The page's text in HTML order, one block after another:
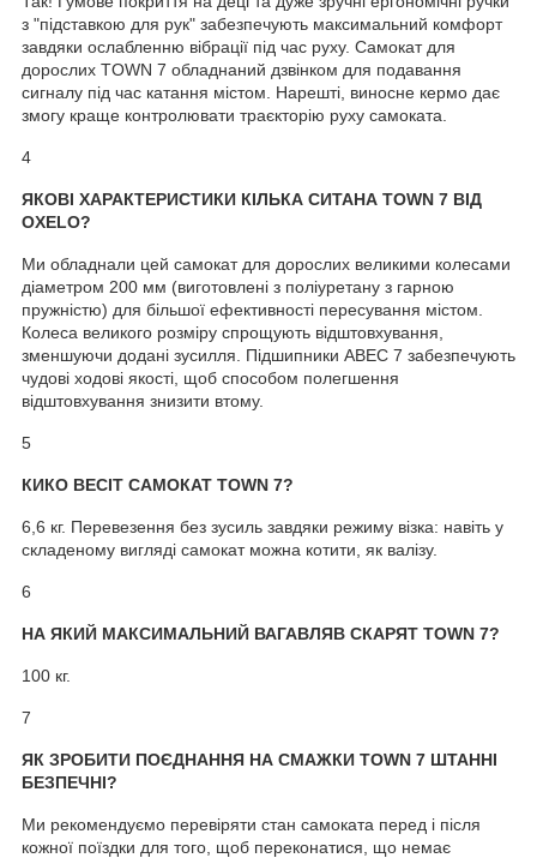
з "підставкою для рук" забезпечують максимальний комфорт
завдяки ослабленню вібрації під час руху. Самокат для
дорослих TOWN 7 обладнаний дзвінком для подавання
сигналу під час катання містом. Нарешті, виносне кермо дає
змогу краще контролювати траєкторію руху самоката.
4
ЯКОВІ ХАРАКТЕРИСТИКИ КІЛЬКА СИТАНА TOWN 7 ВІД
OXELO?
Ми обладнали цей самокат для дорослих великими колесами
діаметром 200 мм (виготовлені з поліуретану з гарною
пружністю) для більшої ефективності пересування містом.
Колеса великого розміру спрощують відштовхування,
зменшуючи додані зусилля. Підшипники ABEC 7 забезпечують
чудові ходові якості, щоб способом полегшення
відштовхування знизити втому.
5
КИКО ВЕСІТ САМОКАТ TOWN 7?
6,6 кг. Перевезення без зусиль завдяки режиму візка: навіть у
складеному вигляді самокат можна котити, як валізу.
6
НА ЯКИЙ МАКСИМАЛЬНИЙ ВАГАВЛЯВ СКАРЯТ TOWN 7?
100 кг.
7
ЯК ЗРОБИТИ ПОЄДНАННЯ НА СМАЖКИ TOWN 7 ШТАННІ
БЕЗПЕЧНІ?
Ми рекомендуємо перевіряти стан самоката перед і після
кожної поїздки для того, щоб переконатися, що немає